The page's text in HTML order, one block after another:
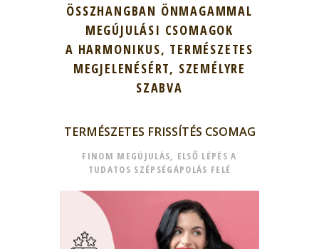
ÖSSZHANGBAN ÖNMAGAMMAL
MEGÚJULÁSI CSOMAGOK
A HARMONIKUS, TERMÉSZETES
MEGJELENÉSÉRT, SZEMÉLYRE
SZABVA
TERMÉSZETES FRISSÍTÉS CSOMAG
FINOM MEGÚJULÁS, ELSŐ LÉPÉS A
TUDATOS SZÉPSÉGÁPOLÁS FELÉ